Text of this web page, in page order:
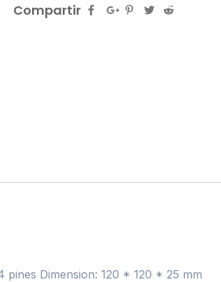
Compartir
Dimension: 120 * 120 * 25 mm